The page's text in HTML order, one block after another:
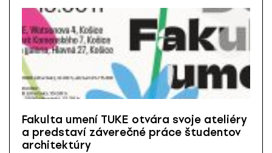
Fakulta umení TUKE otvára svoje ateliéry
a predstaví záverečné práce študentov
architektúry